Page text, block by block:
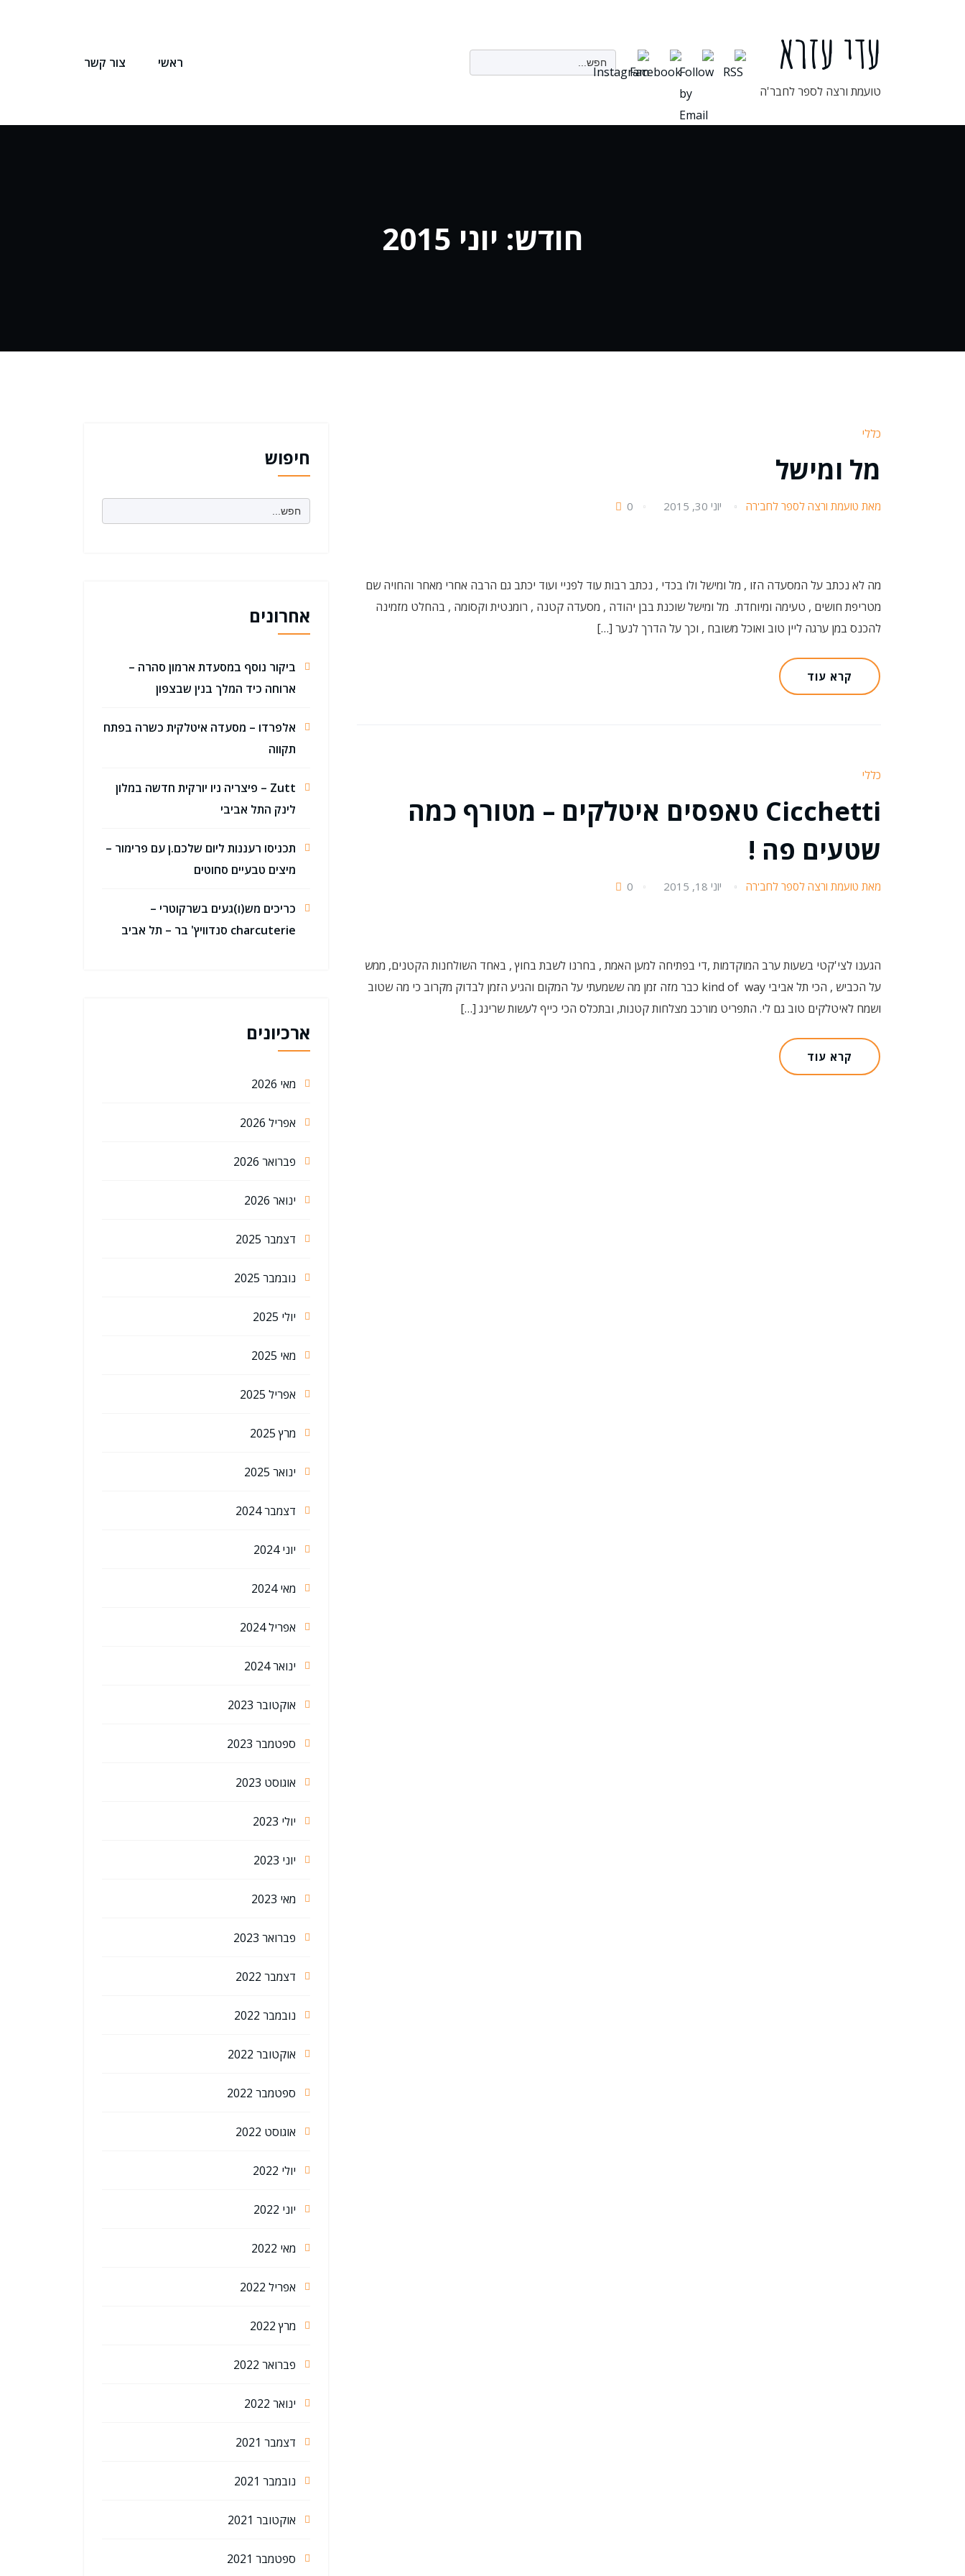
עדי עזרא
טועמת ורצה לספר לחבר'ה
Search
for: ראשי צור קשר
חודש: יוני 2015
כללי
מל ומישל
מאת טועמת ורצה לספר לחב'רה יוני 30, 2015 0
מה לא נכתב על המסעדה הזו , מל ומישל ולו בכדי , נכתב רבות עוד לפניי ועוד יכתב גם הרבה אחרי מאחר והחויה שם
מטריפת חושים , טעימה ומיוחדת. מל ומישל שוכנת בבן יהודה , מסעדה קטנה , רומנטית וקסומה , בהחלט מזמינה
להכנס במן ערגה ליין טוב ואוכל משובח , וכך על הדרך לנער […]
קרא עוד
כללי
Cicchetti טאפסים איטלקים – מטורף כמה
שטעים פה !
מאת טועמת ורצה לספר לחב'רה יוני 18, 2015 0
הגענו לצי'קטי בשעות ערב המוקדמות ,די בפתיחה למען האמת , בחרנו לשבת בחוץ , באחד השולחנות הקטנים, ממש
על הכביש , הכי תל אביבי kind of way כבר מזה זמן מה ששמעתי על המקום והגיע הזמן לבדוק מקרוב כי מה שטוב
ושמח לאיטלקים טוב גם לי. התפריט מורכב מצלחות קטנות, ובתכלס הכי כייף לעשות שרינג […]
קרא עוד
חיפוש
Search
for:
אחרונים
ביקור נוסף במסעדת ארמון סהרה –
ארוחה כיד המלך בנין שבצפון
אלפרדו – מסעדה איטלקית כשרה בפתח
תקווה
Zutt – פיצריה ניו יורקית חדשה במלון
לינק התל אביבי
תכניסו רעננות ליום שלכם.ן עם פרימור –
מיצים טבעיים סחוטים
כריכים מש(ו)געים בשרקוטרי –
charcuterie סנדוויץ' בר – תל אביב
ארכיונים
מאי 2026
אפריל 2026
פברואר 2026
ינואר 2026
דצמבר 2025
נובמבר 2025
יולי 2025
מאי 2025
אפריל 2025
מרץ 2025
ינואר 2025
דצמבר 2024
יוני 2024
מאי 2024
אפריל 2024
ינואר 2024
אוקטובר 2023
ספטמבר 2023
אוגוסט 2023
יולי 2023
יוני 2023
מאי 2023
פברואר 2023
דצמבר 2022
נובמבר 2022
אוקטובר 2022
ספטמבר 2022
אוגוסט 2022
יולי 2022
יוני 2022
מאי 2022
אפריל 2022
מרץ 2022
פברואר 2022
ינואר 2022
דצמבר 2021
נובמבר 2021
אוקטובר 2021
ספטמבר 2021